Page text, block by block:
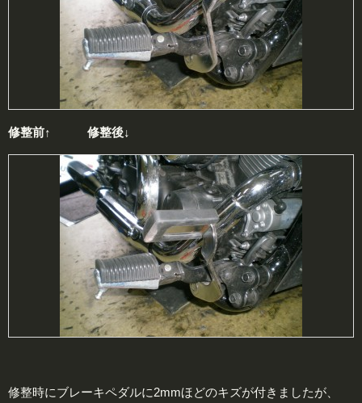
修整前↑ 修整後↓
修整時にブレーキペダルに2mmほどのキズが付きましたが、